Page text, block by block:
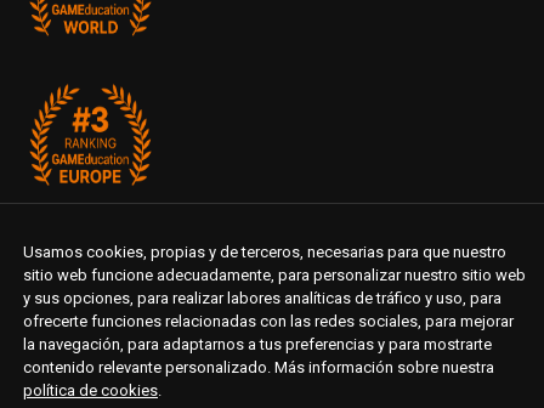
Usamos cookies, propias y de terceros, necesarias para que nuestro
sitio web funcione adecuadamente, para personalizar nuestro sitio web
y sus opciones, para realizar labores analíticas de tráfico y uso, para
ofrecerte funciones relacionadas con las redes sociales, para mejorar
la navegación, para adaptarnos a tus preferencias y para mostrarte
contenido relevante personalizado. Más información sobre nuestra
política de cookies.